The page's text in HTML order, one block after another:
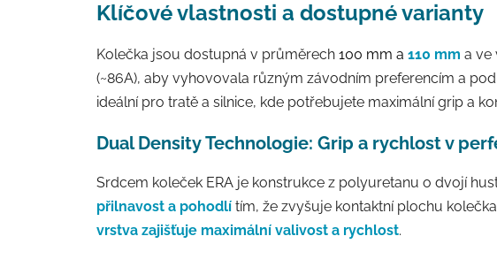
Klíčové vlastnosti a dostupné varianty
Kolečka jsou dostupná v průměrech 100 mm a 110 mm a ve
(~86A), aby vyhovovala různým závodním preferencím a
ideální pro tratě a silnice, kde potřebujete maximální grip a
Dual Density Technologie: Grip a rychlost v
Srdcem koleček ERA je konstrukce z polyuretanu o dvojí
přilnavost a pohodlí tím, že zvyšuje kontaktní plochu
vrstva zajišťuje maximální valivost a rychlost.